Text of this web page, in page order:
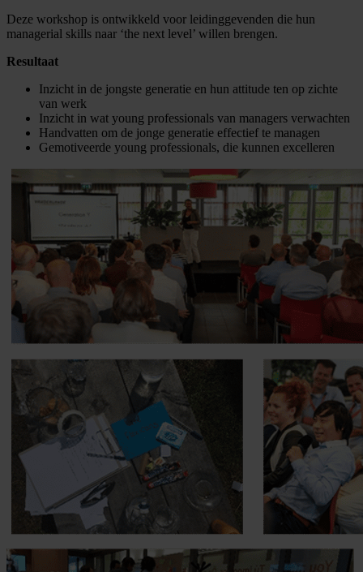
Deze workshop is ontwikkeld voor leidinggevenden die hun
managerial skills naar ‘the next level’ willen brengen.
Resultaat
Inzicht in de jongste generatie en hun attitude ten op zichte
van werk
Inzicht in wat young professionals van managers verwachten
Handvatten om de jonge generatie effectief te managen
Gemotiveerde young professionals, die kunnen excelleren